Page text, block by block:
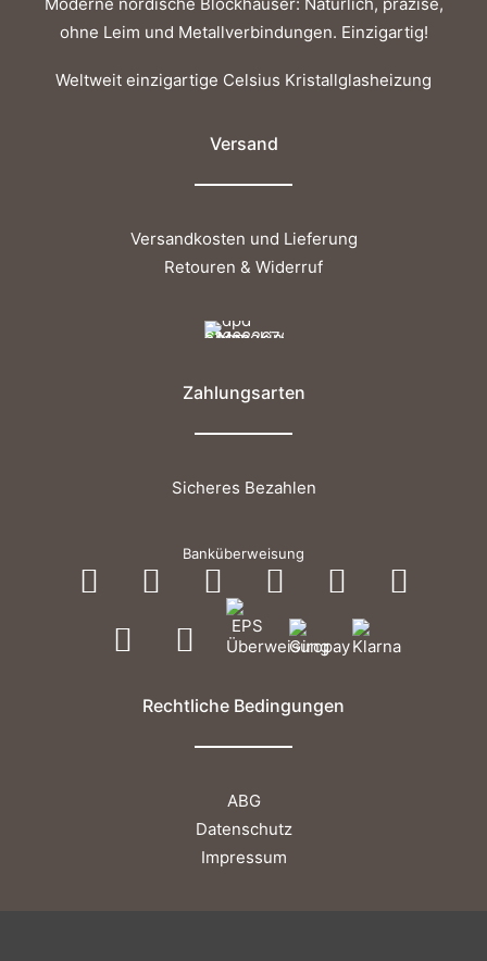
ohne Leim und Metallverbindungen. Einzigartig!
Weltweit einzigartige Celsius Kristallglasheizung
Versand
Versandkosten und Lieferung
Retouren & Widerruf
Zahlungsarten
Sicheres Bezahlen
Banküberweisung
Rechtliche Bedingungen
ABG
Datenschutz
Impressum